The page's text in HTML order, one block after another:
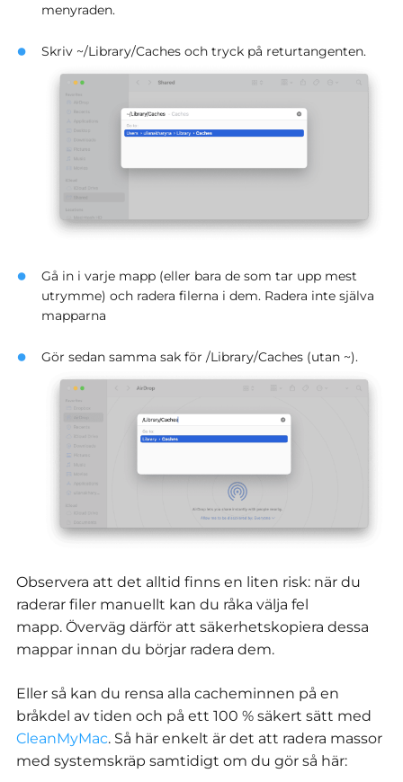
menyraden.
Skriv ~/Library/Caches och tryck på returtangenten.
Gå in i varje mapp (eller bara de som tar upp mest
utrymme) och radera filerna i dem. Radera inte själva
mapparna
Gör sedan samma sak för /Library/Caches (utan ~).
Observera att det alltid finns en liten risk: när du
raderar filer manuellt kan du råka välja fel
mapp. Överväg därför att säkerhetskopiera dessa
mappar innan du börjar radera dem.
Eller så kan du rensa alla cacheminnen på en
bråkdel av tiden och på ett 100 % säkert sätt med
CleanMyMac. Så här enkelt är det att radera massor
med systemskräp samtidigt om du gör så här: